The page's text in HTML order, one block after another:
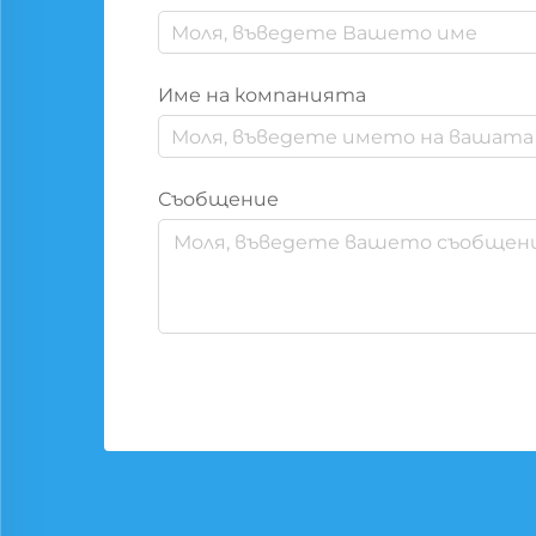
Име на компанията
Съобщение